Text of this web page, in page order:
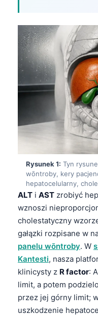
Rysunek 1: Tyn
wōntroby, kery
hepatocelularny,
ALT i AST zrobiyć
wznoszi
cholestatyczny
gałązki rozpisane w
panelu wōntroby. W
Kantesti, nasza
klinicysty z R factor:
limit, a potem
przez jej górny limit;
uszkodzenie